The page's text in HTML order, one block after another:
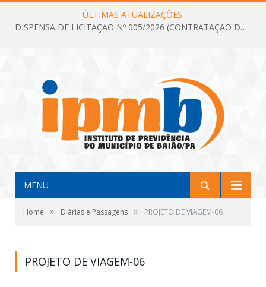
ÚLTIMAS ATUALIZAÇÕES:
DISPENSA DE LICITAÇÃO Nº 005/2026 (CONTRATAÇÃO DE SERVIÇOS TÉCNICOS DE CONSULTORIA E ASSESSORIA EM LICITAÇÃO COM ANÁLISE E ACOMPANHAMENTO DE PROCESSOS LICITATÓRIOS PARA ATENDER AS NECESSIDADES DO INSTITUTO DE PREVIDÊNCIA DO MUNICÍPIO DE BAIÃO – IPMB)
MENU
Home » Diárias e Passagens » PROJETO DE VIAGEM-06
PROJETO DE VIAGEM-06